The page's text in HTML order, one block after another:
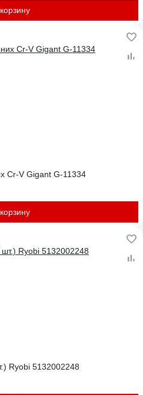
Cr-V Gigant G-11334
Ryobi 5132002248